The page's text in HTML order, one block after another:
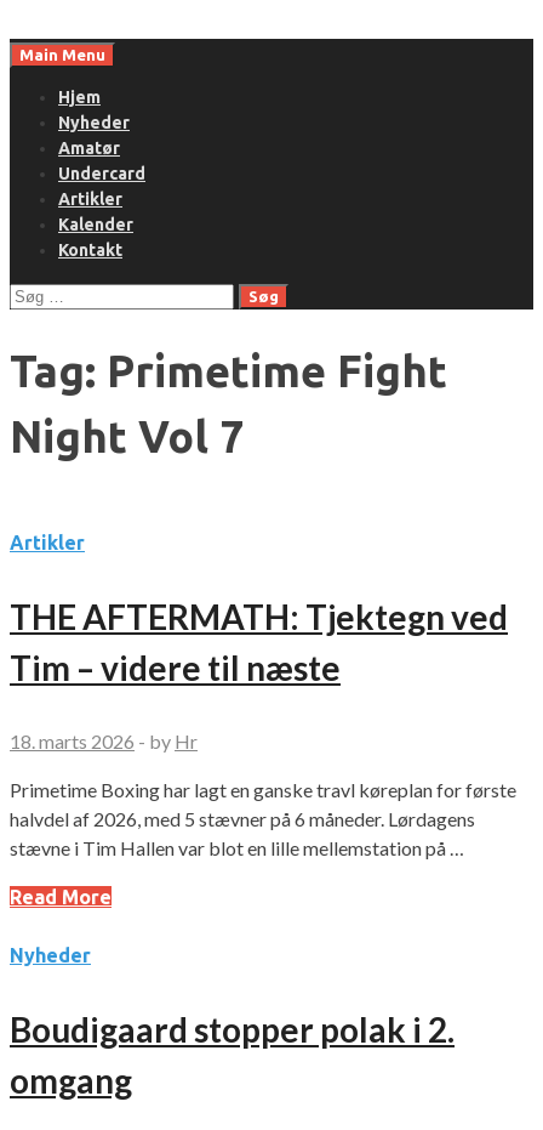
toMain Menu
Hjem
Nyheder
Amatør
Undercard
Artikler
Kalender
Kontakt
Søg
Tag: Primetime Fight
Night Vol 7
Artikler
THE AFTERMATH: Tjektegn ved
Tim – videre til næste
18. marts 2026 - by Hr
Primetime Boxing har lagt en ganske travl køreplan for første
halvdel af 2026, med 5 stævner på 6 måneder. Lørdagens
stævne i Tim Hallen var blot en lille mellemstation på …
Read More
Nyheder
Boudigaard stopper polak i 2.
omgang